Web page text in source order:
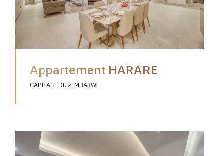
Appartement HARARE
CAPITALE DU ZIMBABWE